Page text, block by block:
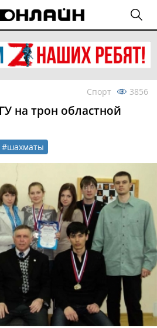
Спорт 3856
на трон областной
#шахматы